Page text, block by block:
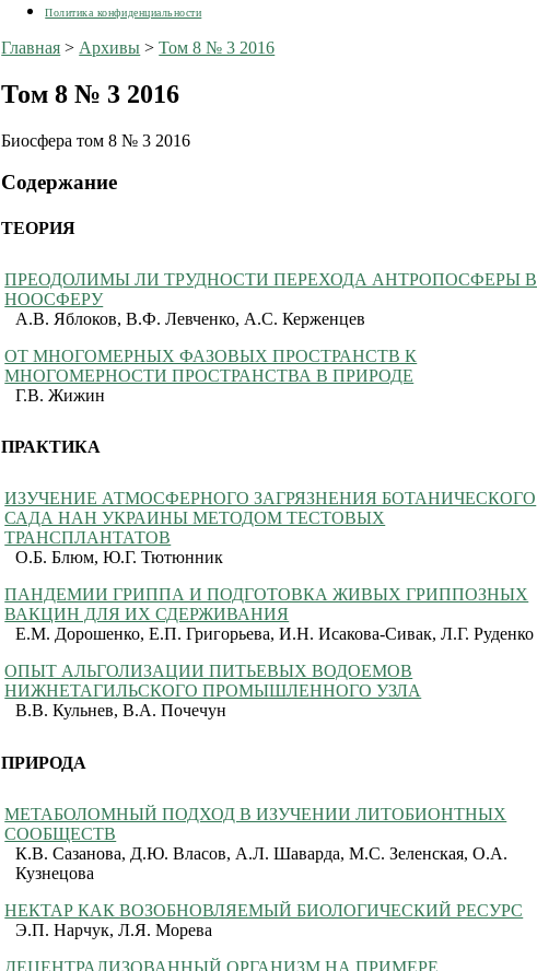
Политика конфиденциальности
Главная > Архивы >Том 8 № 3 2016
Том 8 № 3 2016
Биосфера том 8 № 3 2016
Содержание
ТЕОРИЯ
ПРЕОДОЛИМЫ ЛИ ТРУДНОСТИ ПЕРЕХОДА АНТРОПОСФЕРЫ В
НООСФЕРУ
А.В. Яблоков, В.Ф. Левченко, А.С. Керженцев
ОТ МНОГОМЕРНЫХ ФАЗОВЫХ ПРОСТРАНСТВ К
МНОГОМЕРНОСТИ ПРОСТРАНСТВА В ПРИРОДЕ
Г.В. Жижин
ПРАКТИКА
ИЗУЧЕНИЕ АТМОСФЕРНОГО ЗАГРЯЗНЕНИЯ БОТАНИЧЕСКОГО
САДА НАН УКРАИНЫ МЕТОДОМ ТЕСТОВЫХ
ТРАНСПЛАНТАТОВ
О.Б. Блюм, Ю.Г. Тютюнник
ПАНДЕМИИ ГРИППА И ПОДГОТОВКА ЖИВЫХ ГРИППОЗНЫХ
ВАКЦИН ДЛЯ ИХ СДЕРЖИВАНИЯ
Е.М. Дорошенко, Е.П. Григорьева, И.Н. Исакова-Сивак, Л.Г. Руденко
ОПЫТ АЛЬГОЛИЗАЦИИ ПИТЬЕВЫХ ВОДОЕМОВ
НИЖНЕТАГИЛЬСКОГО ПРОМЫШЛЕННОГО УЗЛА
В.В. Кульнев, В.А. Почечун
ПРИРОДА
МЕТАБОЛОМНЫЙ ПОДХОД В ИЗУЧЕНИИ ЛИТОБИОНТНЫХ
СООБЩЕСТВ
К.В. Сазанова, Д.Ю. Власов, А.Л. Шаварда, М.С. Зеленская, О.А.
Кузнецова
НЕКТАР КАК ВОЗОБНОВЛЯЕМЫЙ БИОЛОГИЧЕСКИЙ РЕСУРС
Э.П. Нарчук, Л.Я. Морева
ДЕЦЕНТРАЛИЗОВАННЫЙ ОРГАНИЗМ НА ПРИМЕРЕ